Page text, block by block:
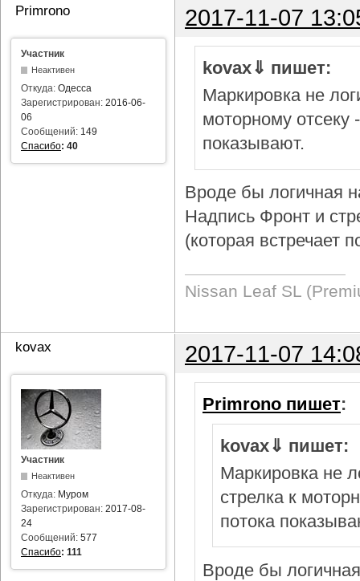
Primrono 2017-11-07
Участник
Неактивен
Откуда: Одесса
Зарегистрирован: 2016-06-
06
Сообщений: 149
Спасибо: 40
kovax⇓ пишет:
Маркировка не
моторному отсеку
показывают.
Вроде бы логичная
Надпись Фронт и
(которая встречает
Nissan Leaf SL
kovax 2017-11-07
Участник
Неактивен
Откуда: Муром
Зарегистрирован: 2017-08-
24
Сообщений: 577
Спасибо: 111
Primrono пишет:
kovax⇓ пишет:
Маркировка не
стрелка к
потока
Вроде бы